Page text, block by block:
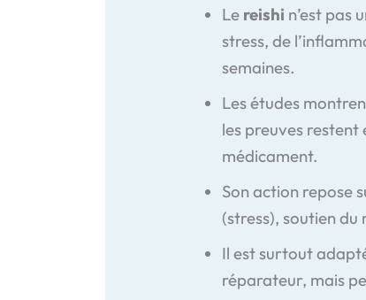
Le reishi n’est pas
stress, de
semaines.
Les études
les preuves restent
médicament.
Son action repose
(stress), soutien
Il est surtout
réparateur, mais